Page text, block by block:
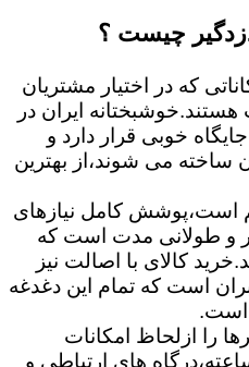
چیست ؟
که در اختیار مشتریان
ایران در
خوبی قرار دارد و
ساخته می شوند،از بهترین
است،پوشش کامل نیازهای
و طولانی مدت است که
کالای با اصالت نیز
است که تمام این دغدغه
است.
را ازلحاظ امکانات
مانند پشتیبانی ۲۴ ساعته،درگاه های ارتباطی و